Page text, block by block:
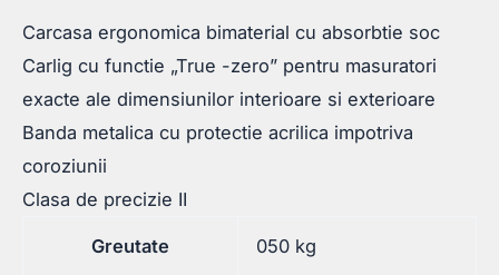
Carcasa ergonomica bimaterial cu absorbtie soc
Carlig cu functie „True -zero” pentru masuratori
exacte ale dimensiunilor interioare si exterioare
Banda metalica cu protectie acrilica impotriva
coroziunii
Clasa de precizie II
Greutate 050 kg